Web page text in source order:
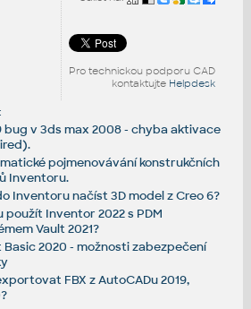
Pro technickou podporu CAD
kontaktujte Helpdesk
bug v 3ds max 2008 - chyba aktivace
pojmenovávání konstrukčních
Inventoru.
Inventoru načíst 3D model z Creo 6?
použít Inventor 2022 s PDM
Vault 2021?
Basic 2020 - možnosti zabezpečení
FBX z AutoCADu 2019,